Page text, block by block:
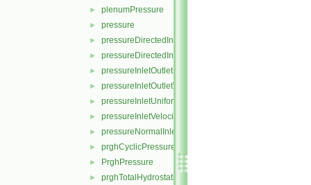
► plenumPressure
► pressure
► pressureDirectedInletOutletVelocity
► pressureDirectedInletVelocity
► pressureInletOutletParSlipVelocity
► pressureInletOutletVelocity
► pressureInletUniformVelocity
► pressureInletVelocity
► pressureNormalInletOutletVelocity
► prghCyclicPressure
► PrghPressure
► prghTotalHydrostaticPressure